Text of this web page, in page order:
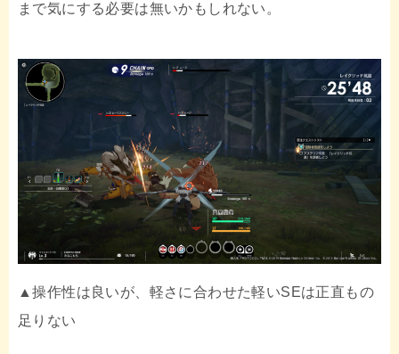
まで気にする必要は無いかもしれない。
▲操作性は良いが、軽さに合わせた軽いSEは正直もの
足りない